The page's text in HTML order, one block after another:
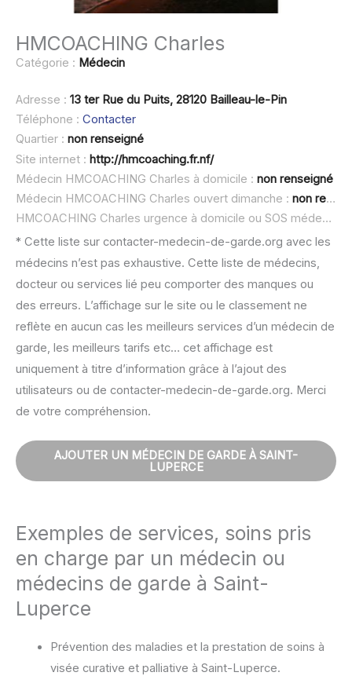
HMCOACHING Charles
Catégorie : Médecin
Adresse : 13 ter Rue du Puits, 28120 Bailleau-le-Pin
Téléphone : Contacter
Quartier : non renseigné
Site internet : http://hmcoaching.fr.nf/
Médecin HMCOACHING Charles à domicile : non renseigné
Médecin HMCOACHING Charles ouvert dimanche : non renseigné
HMCOACHING Charles urgence à domicile ou SOS médecin :
* Cette liste sur contacter-medecin-de-garde.org avec les
médecins n’est pas exhaustive. Cette liste de médecins,
docteur ou services lié peu comporter des manques ou
des erreurs. L’affichage sur le site ou le classement ne
reflète en aucun cas les meilleurs services d’un médecin de
garde, les meilleurs tarifs etc… cet affichage est
uniquement à titre d’information grâce à l’ajout des
utilisateurs ou de contacter-medecin-de-garde.org. Merci
de votre compréhension.
AJOUTER UN MÉDECIN DE GARDE À SAINT-
LUPERCE
Exemples de services, soins pris
en charge par un médecin ou
médecins de garde à Saint-
Luperce
Prévention des maladies et la prestation de soins à
visée curative et palliative à Saint-Luperce.